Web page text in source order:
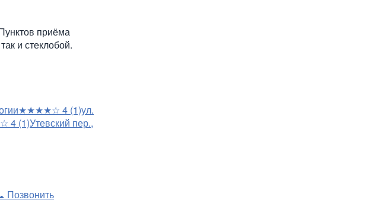
приёма
и стеклобой.
★★★★☆ 4 (1)ул.
4 (1)Утевский пер.,
Позвонить